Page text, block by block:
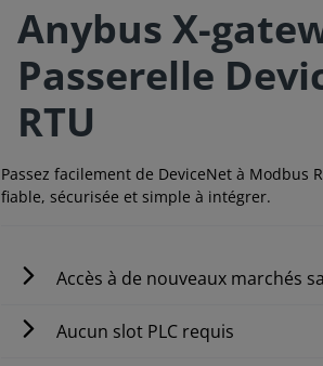
Anybus X-
Passerelle
RTU
Passez facilement de DeviceNet à Modbus
fiable, sécurisée et simple à intégrer.
Accès à de nouveaux marchés
Aucun slot PLC requis